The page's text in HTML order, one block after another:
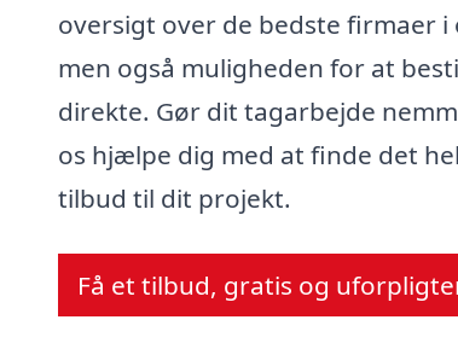
oversigt over de bedste firmaer i
men også muligheden for at
direkte. Gør dit tagarbejde
os hjælpe dig med at finde det
tilbud til dit projekt.
Få et tilbud, gratis og